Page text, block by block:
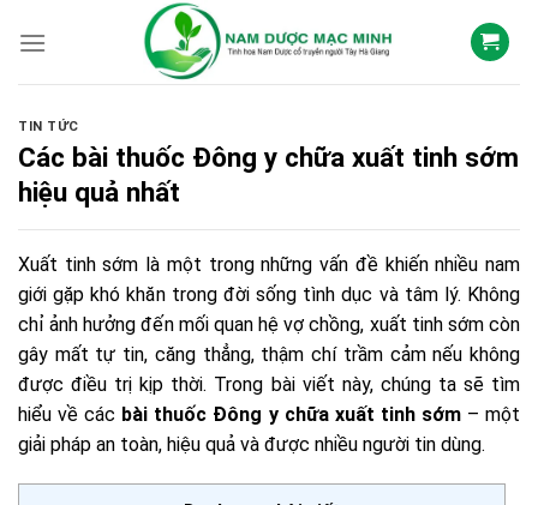
TIN TỨC
Các bài thuốc Đông y chữa xuất tinh sớm
hiệu quả nhất
Xuất tinh sớm là một trong những vấn đề khiến nhiều nam
giới gặp khó khăn trong đời sống tình dục và tâm lý. Không
chỉ ảnh hưởng đến mối quan hệ vợ chồng, xuất tinh sớm còn
gây mất tự tin, căng thẳng, thậm chí trầm cảm nếu không
được điều trị kịp thời. Trong bài viết này, chúng ta sẽ tìm
hiểu về các bài thuốc Đông y chữa xuất tinh sớm– một
giải pháp an toàn, hiệu quả và được nhiều người tin dùng.